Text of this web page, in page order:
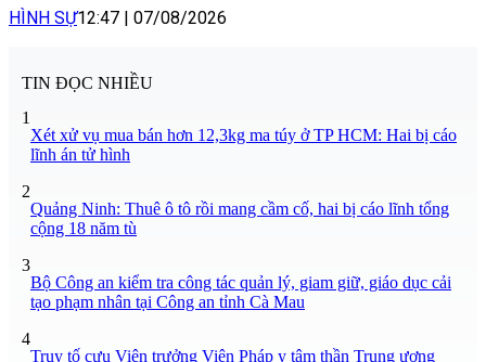
HÌNH SỰ12:47 07/08/2026
TIN ĐỌC NHIỀU
1
Xét xử vụ mua bán hơn 12,3kg ma túy ở TP HCM: Hai bị cáo
lĩnh án tử hình
2
Quảng Ninh: Thuê ô tô rồi mang cầm cố, hai bị cáo lĩnh tổng
cộng 18 năm tù
3
Bộ Công an kiểm tra công tác quản lý, giam giữ, giáo dục cải
tạo phạm nhân tại Công an tỉnh Cà Mau
4
Truy tố cựu Viện trưởng Viện Pháp y tâm thần Trung ương